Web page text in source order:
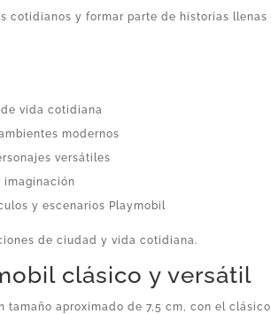
cotidianos y formar parte de historias llenas
vida cotidiana
modernos
versátiles
imaginación
y escenarios Playmobil
de ciudad y vida cotidiana.
clásico y versátil
tamaño aproximado de 7,5 cm, con el clásico